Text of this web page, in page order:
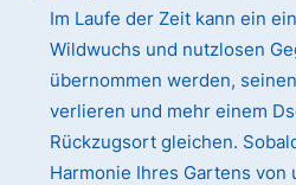
Im Laufe der Zeit kann ein
Wildwuchs und nutzlosen
übernommen werden,
verlieren und mehr einem
Rückzugsort gleichen.
Harmonie Ihres Gartens von